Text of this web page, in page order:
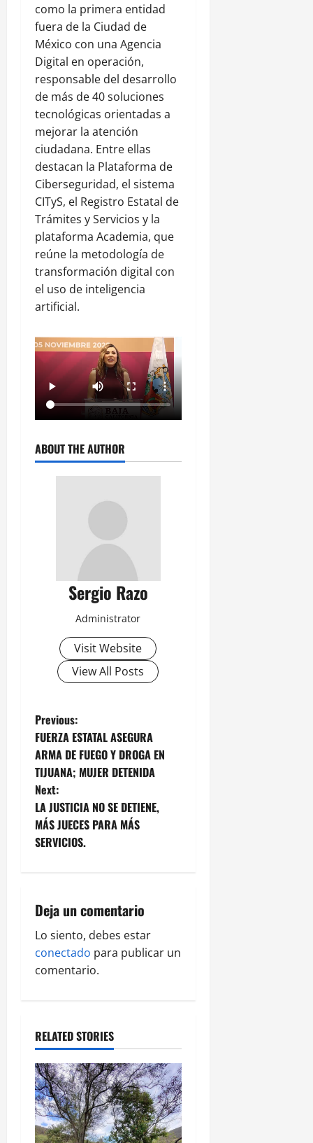
como la primera entidad
fuera de la Ciudad de
México con una Agencia
Digital en operación,
responsable del desarrollo
de más de 40 soluciones
tecnológicas orientadas a
mejorar la atención
ciudadana. Entre ellas
destacan la Plataforma de
Ciberseguridad, el sistema
CITyS, el Registro Estatal de
Trámites y Servicios y la
plataforma Academia, que
reúne la metodología de
transformación digital con
el uso de inteligencia
artificial.
ABOUT THE AUTHOR
Sergio Razo
Administrator
Visit Website
View All Posts
P
o
s
t
n
v
i
g
i
o
n
Previous:
FUERZA ESTATAL ASEGURA
ARMA DE FUEGO Y DROGA EN
TIJUANA; MUJER DETENIDA
Next:
LA JUSTICIA NO SE DETIENE,
MÁS JUECES PARA MÁS
SERVICIOS.
Deja un comentario
Lo siento, debes estar
conectado para publicar un
comentario.
RELATED STORIES